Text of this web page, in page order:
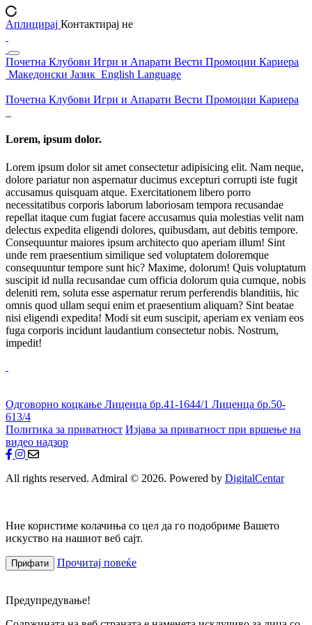
Аплицирај Контактирај не
Почетна Клубови Игри и Апарати Вести Промоции Кариера
Македонски Јазик English Language
Почетна Клубови Игри и Апарати Вести Промоции Кариера
Lorem, ipsum dolor.
Lorem ipsum dolor sit amet consectetur adipisicing elit. Nam neque,
dolore pariatur non aspernatur ducimus excepturi corrupti iste fugit
accusamus quisquam atque. Exercitationem libero porro
necessitatibus corporis laborum laboriosam tempora recusandae
repellat itaque cum fugiat facere accusamus quia molestias velit nam
delectus expedita eligendi dolores, quibusdam, aut debitis tempore.
Consequuntur maiores ipsum architecto quo aperiam illum! Sint
unde rem praesentium similique sed voluptatem doloremque
consequuntur tempore sunt hic? Maxime, dolorum! Quis voluptatum
suscipit id nulla recusandae cum officia dolorum quia cumque, nobis
deleniti rem, soluta esse aspernatur rerum perferendis blanditiis, hic
omnis quod ullam sequi enim et praesentium aliquam? Sint beatae
nisi eligendi expedita! Modi sit eum suscipit, aperiam ex veniam eos
fuga corporis incidunt laudantium consectetur nobis. Nostrum,
impedit!
Одговорно коцкање Лиценца бр.41-1644/1 Лиценца бр.50-
613/4
Политика за приватност Изјава за приватност при вршење на
видео надзор
All rights reserved. Admiral © 2026. Powered by DigitalCentar
Ние користиме колачиња со цел да го подобриме Вашето
искуство на нашиот веб сајт.
Прифати Прочитај повеќе
Предупредување!